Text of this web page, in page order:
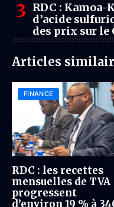
RDC :
d’acide
des prix sur le
Articles
FINANCE
RDC : les recettes
mensuelles de TVA
progressent
d’environ 19 % à